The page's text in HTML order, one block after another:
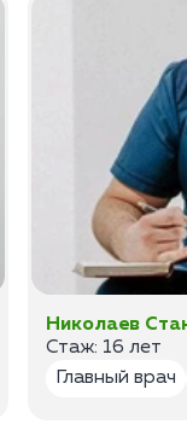
Николаев
Стаж: 16 лет
Главный врач